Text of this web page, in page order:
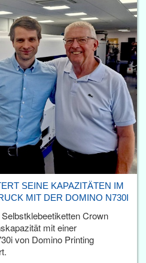
SEINE KAPAZITÄTEN IM
MIT DER DOMINO N730I
Crown
mit einer
von Domino Printing